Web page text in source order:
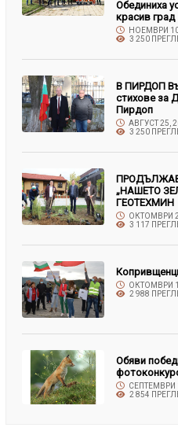
Обединиха
красив град
НОЕМВРИ
3 250
В ПИРДОП
стихове за
Пирдоп
АВГУСТ 25,
3 250
„НАШЕТО
ГЕОТЕХМИН
ОКТОМВРИ
3 117
ОКТОМВРИ
2 988
Обяви
СЕПТЕМВРИ
2 854